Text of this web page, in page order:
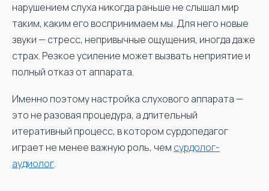
нарушением слуха никогда раньше не слышал мир
таким, каким его воспринимаем мы. Для него новые
звуки — стресс, непривычные ощущения, иногда даже
страх. Резкое усиление может вызвать неприятие и
полный отказ от аппарата.
Именно поэтому настройка слухового аппарата —
это не разовая процедура, а длительный
итеративный процесс, в котором сурдопедагог
играет не менее важную роль, чем сурдолог-
аудиолог.